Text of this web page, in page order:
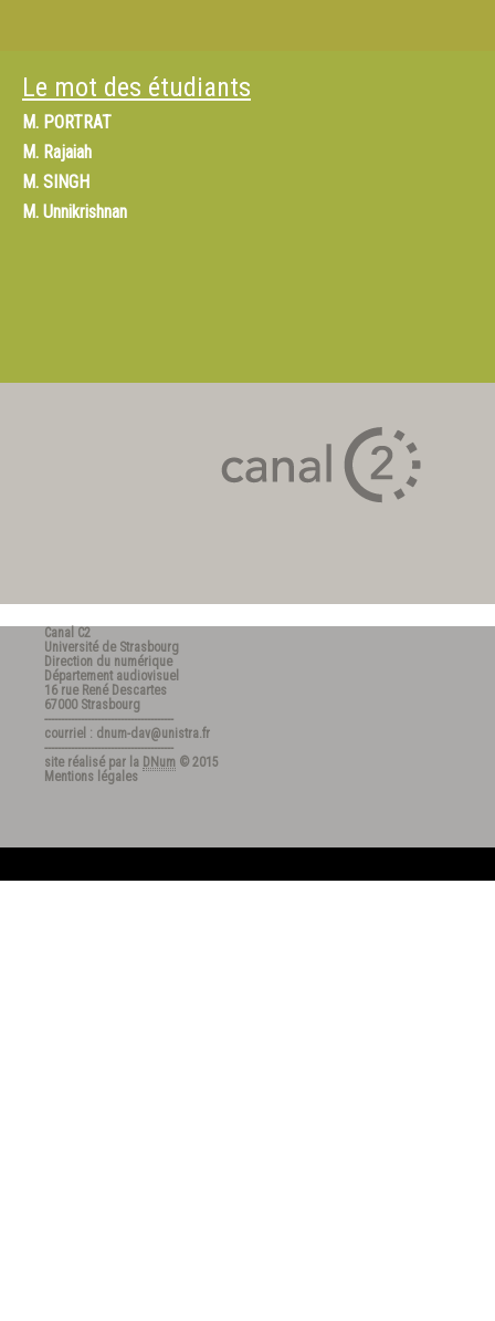
Le mot des étudiants
M. PORTRAT
M. Rajaiah
M. SINGH
M. Unnikrishnan
Canal C2
Université de Strasbourg
Direction du numérique
Département audiovisuel
16 rue René Descartes
67000 Strasbourg
---------------------------------------
courriel : dnum-dav@unistra.fr
---------------------------------------
site réalisé par la DNum © 2015
Mentions légales